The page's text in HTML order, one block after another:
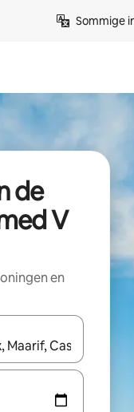
Sommige
de
V
en
maak je een keuze